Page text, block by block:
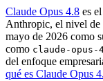
Claude Opus 4.8 es
Anthropic, el nivel de
mayo de 2026 como
como claude-opus-
del enfoque
qué es Claude Opus